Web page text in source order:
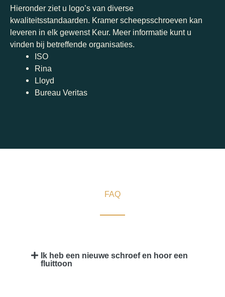
Hieronder ziet u logo’s van diverse
kwaliteitsstandaarden. Kramer scheepsschroeven kan
leveren in elk gewenst Keur. Meer informatie kunt u
vinden bij betreffende organisaties.
ISO
Rina
Lloyd
Bureau Veritas
FAQ
Ik heb een nieuwe schroef en hoor een
fluittoon